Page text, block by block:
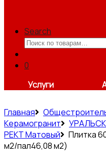
Search
Искать:
0
Услуги
Главная
Керамогранит
РЕКТ Матовый
Плитка
м2/пал46,08 м2)